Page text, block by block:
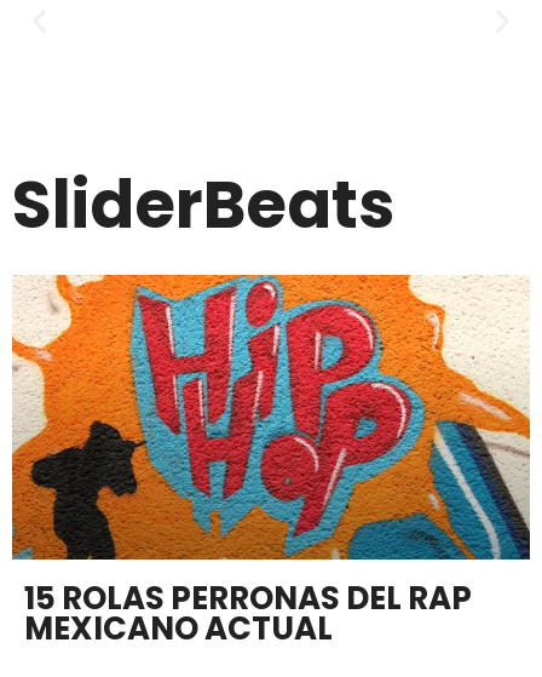
SliderBeats
15 ROLAS PERRONAS DEL RAP
MEXICANO ACTUAL